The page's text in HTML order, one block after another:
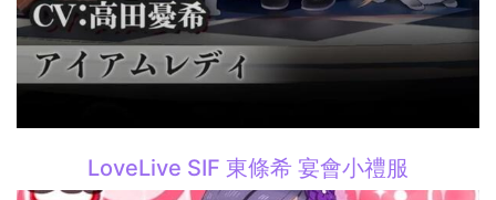
LoveLive SIF 東條希 宴會小禮服